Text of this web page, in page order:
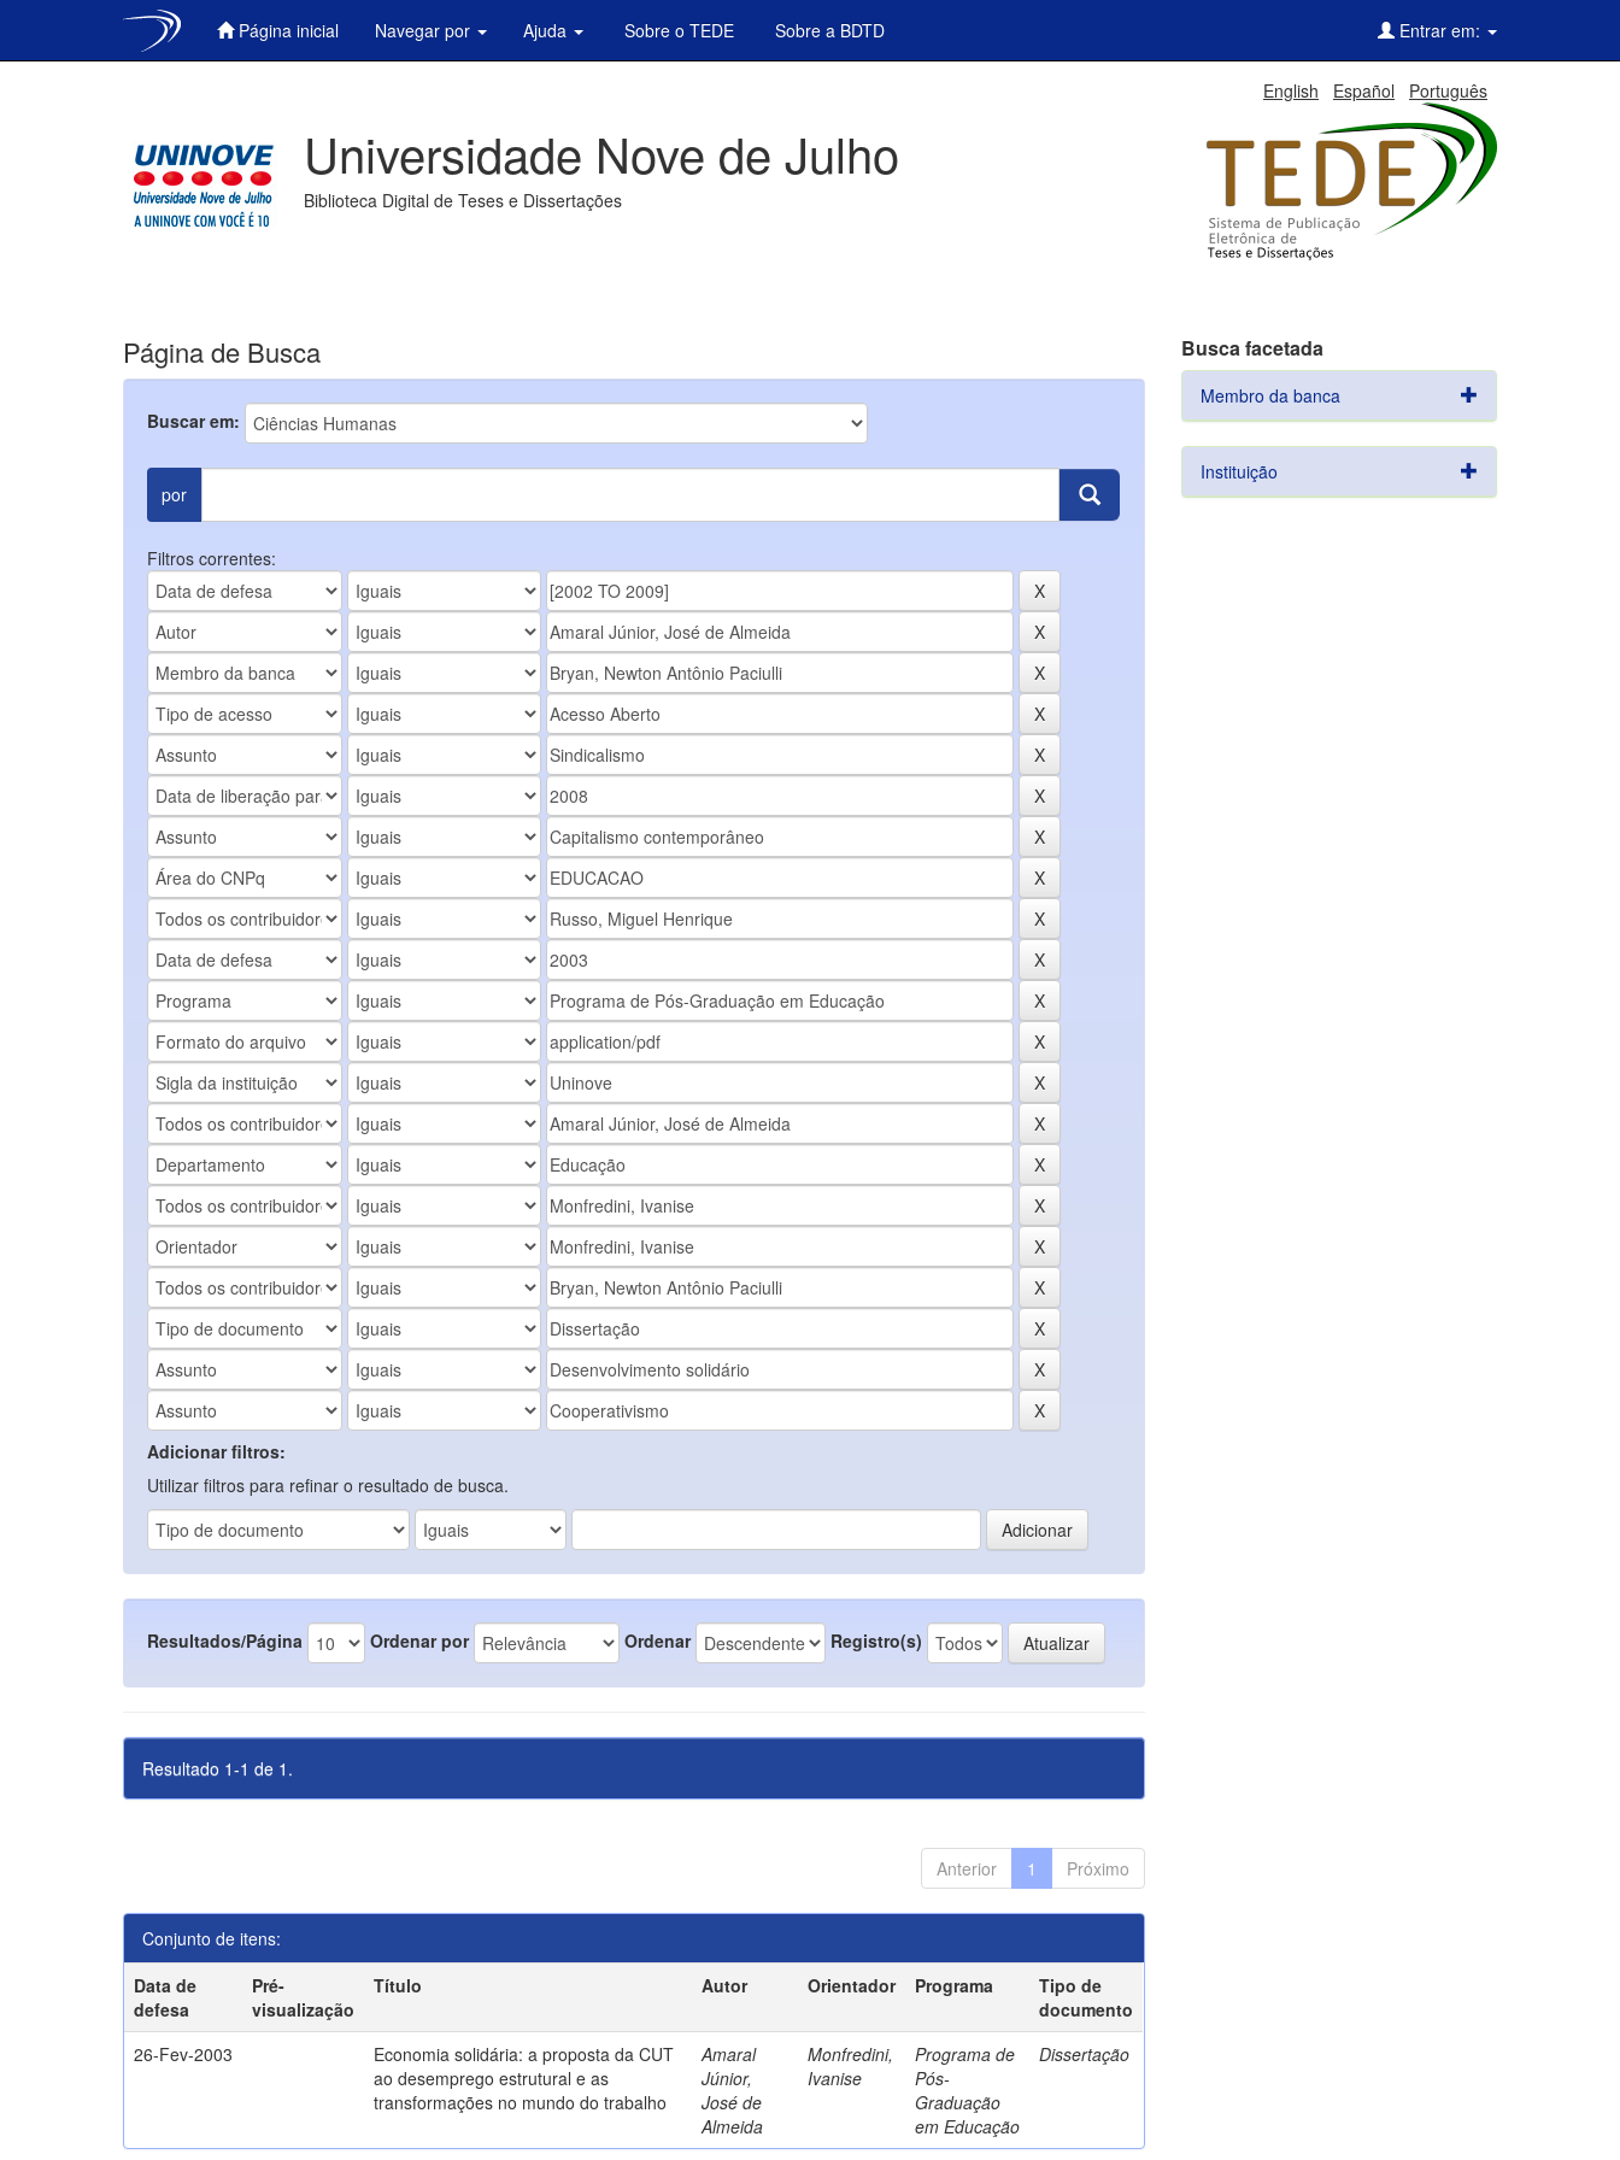
Página inicial Navegar por Ajuda Sobre o TEDE Sobre a BDTD Entrar em:
English Español Português
Universidade Nove de Julho
Biblioteca Digital de Teses e Dissertações
Página de Busca
Buscar em:
por
Filtros correntes:
Adicionar filtros:
Utilizar filtros para refinar o resultado de busca.
Resultados/Página Ordenar por Ordenar Registro(s)
Resultado 1-1 de 1.
Anterior 1 Próximo
Conjunto de itens:
Data de
defesa
Pré-
visualização
Título Autor Orientador Programa
Tipo de
documento
26-Fev-2003
Economia solidária: a proposta da CUT
ao desemprego estrutural e as
transformações no mundo do trabalho
Amaral
Júnior,
José de
Almeida
Monfredini,
Ivanise
Programa de
Pós-
Graduação
em Educação
Dissertação
Busca facetada
Membro da banca
Instituição